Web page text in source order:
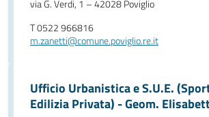
via G. Verdi, 1 – 42028 Poviglio
T 0522 966816
m.zanetti@comune.poviglio.re.it
Ufficio Urbanistica e S.U.E.
Edilizia Privata) - Geom.